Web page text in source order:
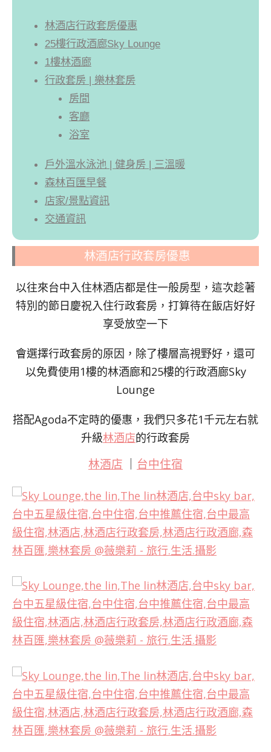
林酒店行政套房優惠
25樓行政酒廊Sky Lounge
1樓林酒廊
行政套房 | 樂林套房
房間
客廳
浴室
戶外溫水泳池 | 健身房 | 三溫暖
森林百匯早餐
店家/景點資訊
交通資訊
林酒店行政套房優惠
以往來台中入住林酒店都是住一般房型，這次趁著
特別的節日慶祝入住行政套房，打算待在飯店好好
享受放空一下
會選擇行政套房的原因，除了樓層高視野好，還可
以免費使用1樓的林酒廊和25樓的行政酒廊Sky
Lounge
搭配Agoda不定時的優惠，我們只多花1千元左右就
升級林酒店的行政套房
林酒店 台中住宿